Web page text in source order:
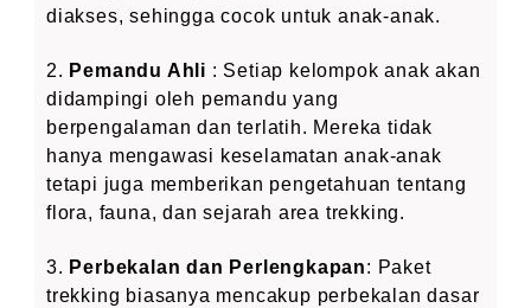
diakses, sehingga cocok untuk anak-anak.
2. Pemandu Ahli : Setiap kelompok anak akan
didampingi oleh pemandu yang
berpengalaman dan terlatih. Mereka tidak
hanya mengawasi keselamatan anak-anak
tetapi juga memberikan pengetahuan tentang
flora, fauna, dan sejarah area trekking.
3. Perbekalan dan Perlengkapan: Paket
trekking biasanya mencakup perbekalan dasar